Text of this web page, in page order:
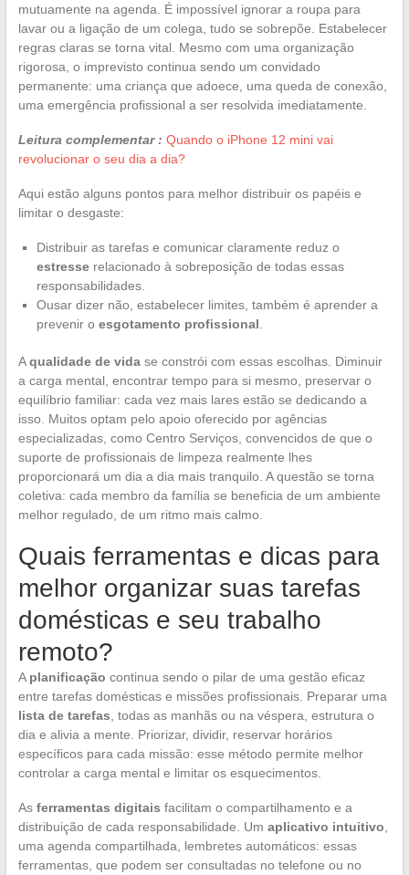
mutuamente na agenda. É impossível ignorar a roupa para
lavar ou a ligação de um colega, tudo se sobrepõe. Estabelecer
regras claras se torna vital. Mesmo com uma organização
rigorosa, o imprevisto continua sendo um convidado
permanente: uma criança que adoece, uma queda de conexão,
uma emergência profissional a ser resolvida imediatamente.
Leitura complementar : Quando o iPhone 12 mini vai
revolucionar o seu dia a dia?
Aqui estão alguns pontos para melhor distribuir os papéis e
limitar o desgaste:
Distribuir as tarefas e comunicar claramente reduz o
estresserelacionado à sobreposição de todas essas
responsabilidades.
Ousar dizer não, estabelecer limites, também é aprender a
prevenir o esgotamento profissional
Aqualidade de vidase constrói com essas escolhas. Diminuir
a carga mental, encontrar tempo para si mesmo, preservar o
equilíbrio familiar: cada vez mais lares estão se dedicando a
isso. Muitos optam pelo apoio oferecido por agências
especializadas, como Centro Serviços, convencidos de que o
suporte de profissionais de limpeza realmente lhes
proporcionará um dia a dia mais tranquilo. A questão se torna
coletiva: cada membro da família se beneficia de um ambiente
melhor regulado, de um ritmo mais calmo.
Quais ferramentas e dicas para
melhor organizar suas tarefas
domésticas e seu trabalho
remoto?
A planificação continua sendo o pilar de uma gestão eficaz
entre tarefas domésticas e missões profissionais. Preparar uma
lista de tarefas , todas as manhãs ou na véspera, estrutura o
dia e alivia a mente. Priorizar, dividir, reservar horários
específicos para cada missão: esse método permite melhor
controlar a carga mental e limitar os esquecimentos.
As ferramentas digitais facilitam o compartilhamento e a
distribuição de cada responsabilidade. Um aplicativo intuitivo
uma agenda compartilhada, lembretes automáticos: essas
ferramentas, que podem ser consultadas no telefone ou no